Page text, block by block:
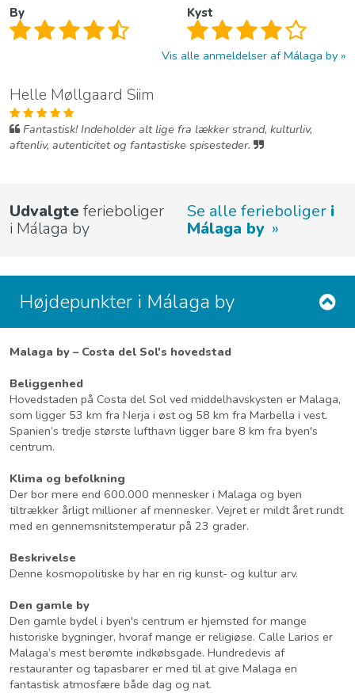
By Kyst
Vis alle anmeldelser af Málaga by
Helle Møllgaard Siim
Fantastisk! Indeholder alt lige fra lækker strand, kulturliv,
aftenliv, autenticitet og fantastiske spisesteder.
Udvalgte ferieboliger
i Málaga by
Se alle ferieboliger i
Málaga by
Højdepunkter i Málaga by
Malaga by – Costa del Sol's hovedstad
Beliggenhed
Hovedstaden på Costa del Sol ved middelhavskysten er Malaga,
som ligger 53 km fra Nerja i øst og 58 km fra Marbella i vest.
Spanien’s tredje største lufthavn ligger bare 8 km fra byen's
centrum.
Klima og befolkning
Der bor mere end 600.000 mennesker i Malaga og byen
tiltrækker årligt millioner af mennesker. Vejret er mildt året rundt
med en gennemsnitstemperatur på 23 grader.
Beskrivelse
Denne kosmopolitiske by har en rig kunst- og kultur arv.
Den gamle by
Den gamle bydel i byen's centrum er hjemsted for mange
historiske bygninger, hvoraf mange er religiøse. Calle Larios er
Malaga’s mest berømte indkøbsgade. Hundredevis af
restauranter og tapasbarer er med til at give Malaga en
fantastisk atmosfære både dag og nat.